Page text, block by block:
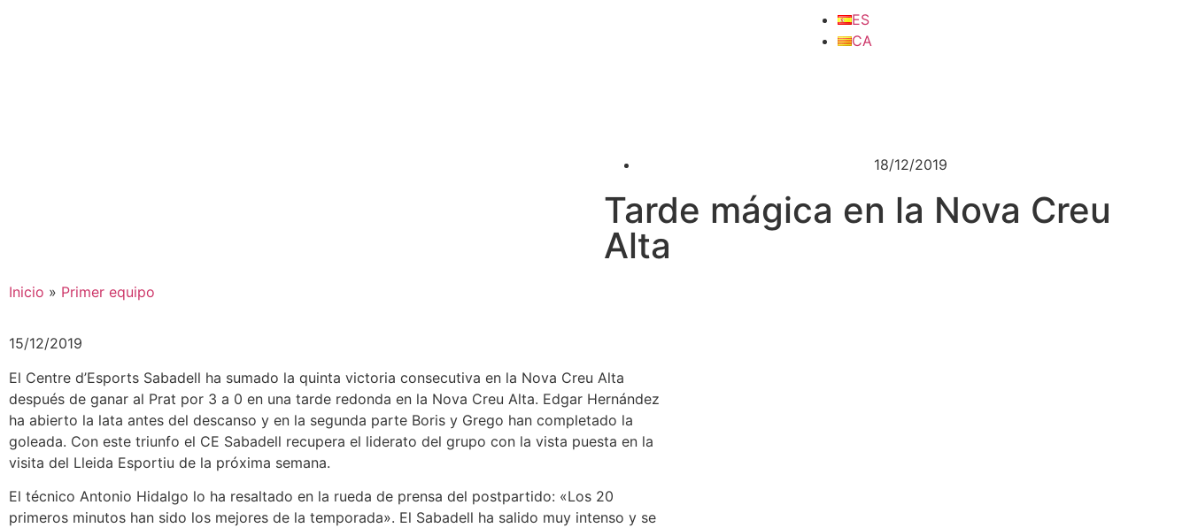
ES
CA
18/12/2019
Tarde mágica en la Nova Creu
Alta
Inicio » Primer equipo
15/12/2019
El Centre d’Esports Sabadell ha sumado la quinta victoria consecutiva en la Nova Creu Alta
después de ganar al Prat por 3 a 0 en una tarde redonda en la Nova Creu Alta. Edgar Hernández
ha abierto la lata antes del descanso y en la segunda parte Boris y Grego han completado la
goleada. Con este triunfo el CE Sabadell recupera el liderato del grupo con la vista puesta en la
visita del Lleida Esportiu de la próxima semana.
El técnico Antonio Hidalgo lo ha resaltado en la rueda de prensa del postpartido: «Los 20
primeros minutos han sido los mejores de la temporada». El Sabadell ha salido muy intenso y se